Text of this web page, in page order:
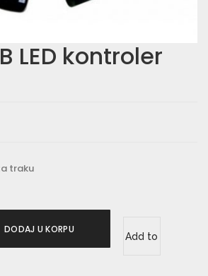
LED kontroler
traku
DODAJ U KORPU
Add to